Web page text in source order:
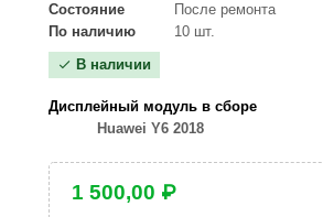
Состояние
После ремонта
По наличию
10 шт.
check В наличии
Дисплейный модуль в сборе
Huawei Y6 2018
1 500,00 ₽